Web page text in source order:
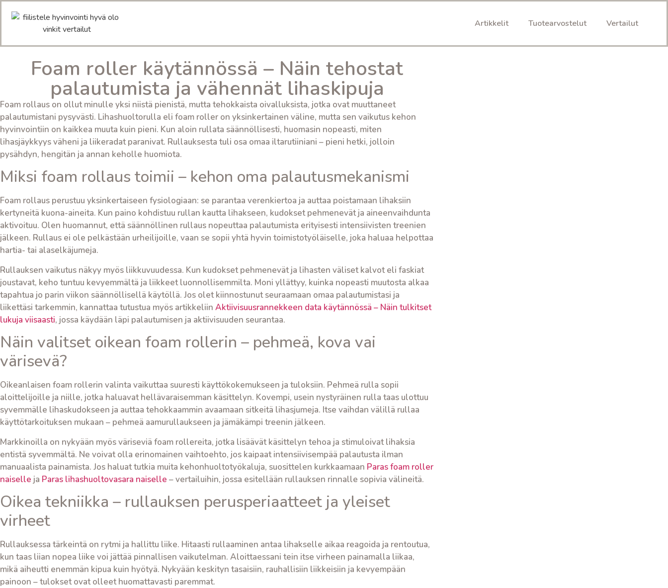
Artikkelit Tuotearvostelut Vertailut
Foam roller käytännössä – Näin tehostat
palautumista ja vähennät lihaskipuja
Foam rollaus on ollut minulle yksi niistä pienistä, mutta tehokkaista oivalluksista, jotka ovat muuttaneet
palautumistani pysyvästi. Lihashuoltorulla eli foam roller on yksinkertainen väline, mutta sen vaikutus kehon
hyvinvointiin on kaikkea muuta kuin pieni. Kun aloin rullata säännöllisesti, huomasin nopeasti, miten
lihasjäykkyys väheni ja liikeradat paranivat. Rullauksesta tuli osa omaa iltarutiiniani – pieni hetki, jolloin
pysähdyn, hengitän ja annan keholle huomiota.
Miksi foam rollaus toimii – kehon oma palautusmekanismi
Foam rollaus perustuu yksinkertaiseen fysiologiaan: se parantaa verenkiertoa ja auttaa poistamaan lihaksiin
kertyneitä kuona-aineita. Kun paino kohdistuu rullan kautta lihakseen, kudokset pehmenevät ja aineenvaihdunta
aktivoituu. Olen huomannut, että säännöllinen rullaus nopeuttaa palautumista erityisesti intensiivisten treenien
jälkeen. Rullaus ei ole pelkästään urheilijoille, vaan se sopii yhtä hyvin toimistotyöläiselle, joka haluaa helpottaa
hartia- tai alaselkäjumeja.
Rullauksen vaikutus näkyy myös liikkuvuudessa. Kun kudokset pehmenevät ja lihasten väliset kalvot eli faskiat
joustavat, keho tuntuu kevyemmältä ja liikkeet luonnollisemmilta. Moni yllättyy, kuinka nopeasti muutosta alkaa
tapahtua jo parin viikon säännöllisellä käytöllä. Jos olet kiinnostunut seuraamaan omaa palautumistasi ja
liikettäsi tarkemmin, kannattaa tutustua myös artikkeliin Aktiivisuusrannekkeen data käytännössä – Näin tulkitset
lukuja viisaasti, jossa käydään läpi palautumisen ja aktiivisuuden seurantaa.
Näin valitset oikean foam rollerin – pehmeä, kova vai
värisevä?
Oikeanlaisen foam rollerin valinta vaikuttaa suuresti käyttökokemukseen ja tuloksiin. Pehmeä rulla sopii
aloittelijoille ja niille, jotka haluavat hellävaraisemman käsittelyn. Kovempi, usein nystyräinen rulla taas ulottuu
syvemmälle lihaskudokseen ja auttaa tehokkaammin avaamaan sitkeitä lihasjumeja. Itse vaihdan välillä rullaa
käyttötarkoituksen mukaan – pehmeä aamurullaukseen ja jämäkämpi treenin jälkeen.
Markkinoilla on nykyään myös väriseviä foam rollereita, jotka lisäävät käsittelyn tehoa ja stimuloivat lihaksia
entistä syvemmältä. Ne voivat olla erinomainen vaihtoehto, jos kaipaat intensiivisempää palautusta ilman
manuaalista painamista. Jos haluat tutkia muita kehonhuoltotyökaluja, suosittelen kurkkaamaan Paras foam roller
naiselle ja Paras lihashuoltovasara naiselle – vertailuihin, jossa esitellään rullauksen rinnalle sopivia välineitä.
Oikea tekniikka – rullauksen perusperiaatteet ja yleiset
virheet
Rullauksessa tärkeintä on rytmi ja hallittu liike. Hitaasti rullaaminen antaa lihakselle aikaa reagoida ja rentoutua,
kun taas liian nopea liike voi jättää pinnallisen vaikutelman. Aloittaessani tein itse virheen painamalla liikaa,
mikä aiheutti enemmän kipua kuin hyötyä. Nykyään keskityn tasaisiin, rauhallisiin liikkeisiin ja kevyempään
painoon – tulokset ovat olleet huomattavasti paremmat.